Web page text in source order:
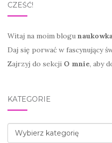
CZEŚĆ!
Witaj na moim blogu
Daj się porwać w fascynujący
Zajrzyj do sekcji O mnie, aby
KATEGORIE
Kategorie